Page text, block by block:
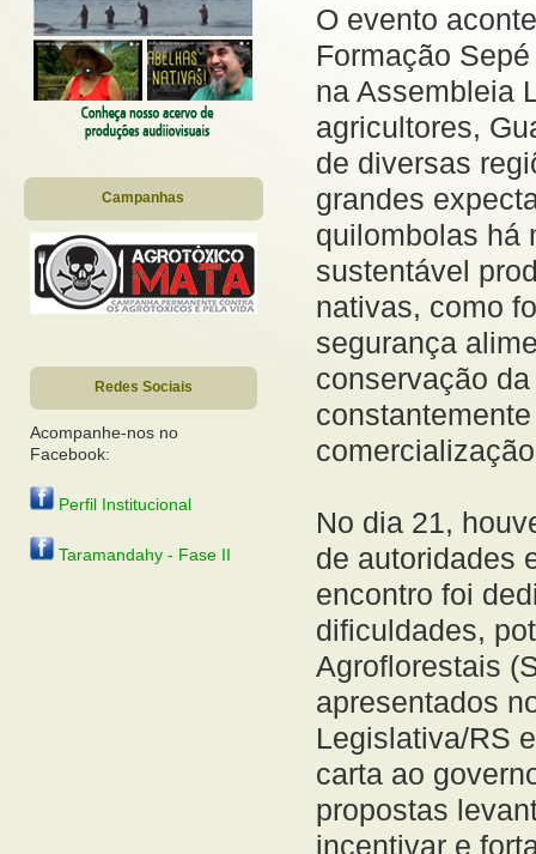
Campanhas
Redes Sociais
Acompanhe-nos no
Facebook:
Perfil Institucional
Taramandahy - Fase II
O evento
Formação
na Assembleia
agricultores,
de diversas
grandes
quilombolas há
sustentável
nativas, como
segurança
conservação
No dia 21,
de autoridades
encontro foi
dificuldades,
Agroflorestais
apresentados
Legislativa/RS
carta ao
propostas
incentivar e